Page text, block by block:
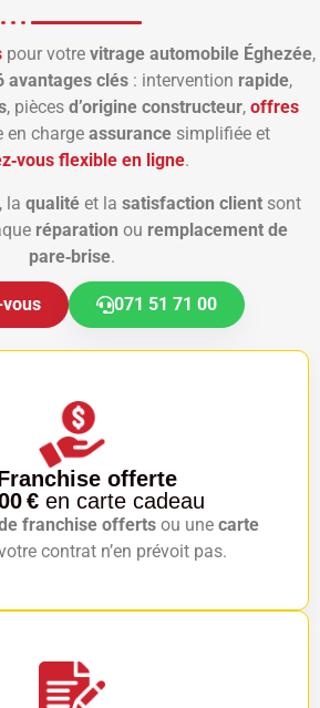
pour votre vitrage automobile Éghezée,
avantages clés : intervention rapide,
, pièces d’origine constructeur, offres
en charge assurancesimplifiée et
flexible en ligne.
, la qualité et la satisfaction client sont
réparation ou remplacement de
pare‑brise.
071 51 71 00
offerte
€ en carte cadeau
franchise offerts ou une carte
contrat n’en prévoit pas.